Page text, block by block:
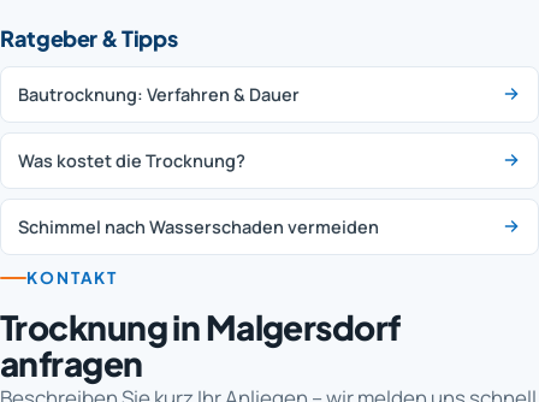
Ratgeber & Tipps
Bautrocknung: Verfahren & Dauer
Was kostet die Trocknung?
Schimmel nach Wasserschaden vermeiden
KONTAKT
Trocknung in Malgersdorf
anfragen